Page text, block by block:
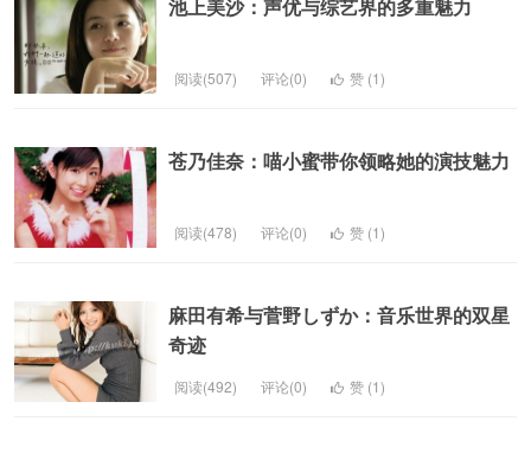
池上美沙：声优与综艺界的多重魅力
阅读(507) 评论(0) 赞 (1)
苍乃佳奈：喵小蜜带你领略她的演技魅力
阅读(478) 评论(0) 赞 (1)
麻田有希与菅野しずか：音乐世界的双星
奇迹
阅读(492) 评论(0) 赞 (1)